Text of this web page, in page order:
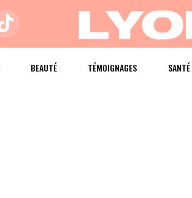
BEAUTÉ TÉMOIGNAGES SANTÉ